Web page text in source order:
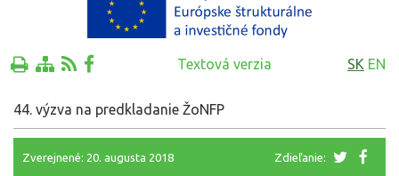
Textová verzia SK EN
44. výzva na predkladanie ŽoNFP
Zverejnené: 20. augusta 2018 Zdieľanie: